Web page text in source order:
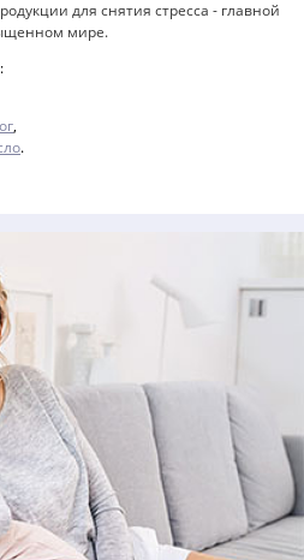
для снятия стресса - главной
мире.
,
.